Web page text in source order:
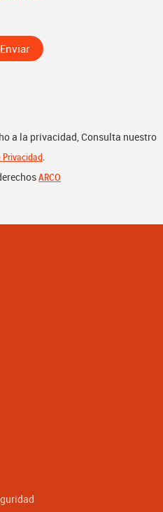
Enviar
a la privacidad, Consulta nuestro
Privacidad.
ARCO